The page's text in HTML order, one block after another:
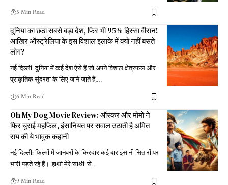
5 Min Read
दुनिया का छठा सबसे बड़ा देश, फिर भी 95% हिस्सा वीरान!
आखिर ऑस्ट्रेलिया के इस विशाल इलाके में क्यों नहीं बसते
लोग?
नई दिल्ली: दुनिया में कई देश ऐसे हैं जो अपने विशाल क्षेत्रफल और
प्राकृतिक सुंदरता के लिए जाने जाते हैं,…
6 Min Read
Oh My Dog Movie Review: ऑस्कर और मोमो ने
फिर चुराई महफिल, इंसानियत पर सवाल उठाती है अमित
राय की ये भावुक कहानी
नई दिल्ली: फिल्मों में जानवरों के किरदार कई बार इंसानी सितारों पर
भारी पड़ते रहे हैं। ‘हाथी मेरे साथी’ से…
9 Min Read